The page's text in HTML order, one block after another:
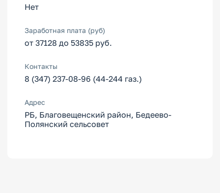
Нет
Заработная плата (руб)
от 37128 до 53835 руб.
Контакты
8 (347) 237-08-96 (44-244 газ.)
Адрес
РБ, Благовещенский район, Бедеево-
Полянский сельсовет